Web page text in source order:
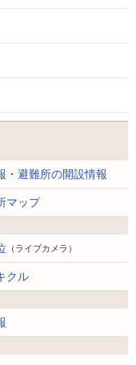
・避難所の開設情報
マップ
（ライブカメラ）
クル